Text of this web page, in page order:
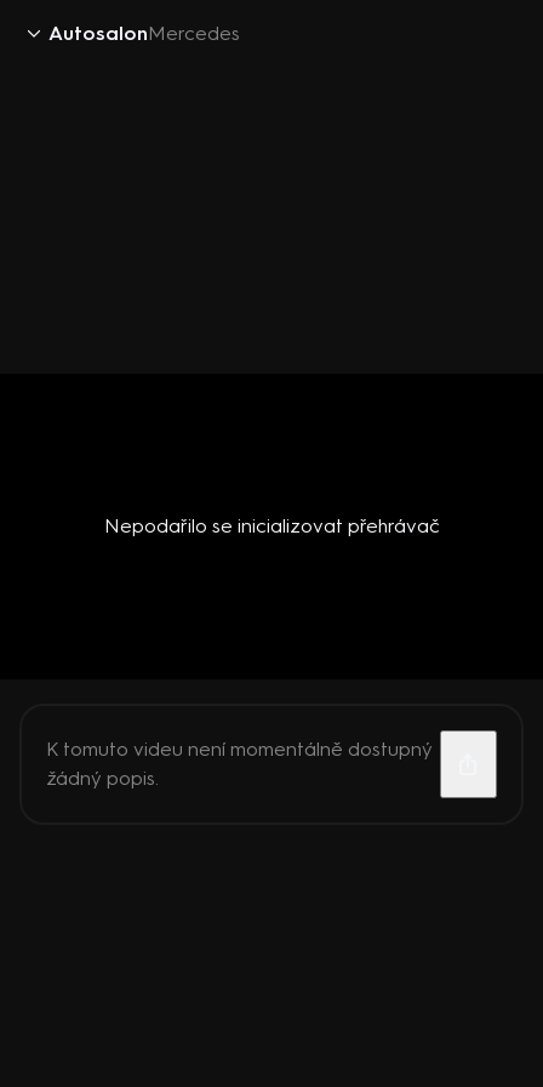
AutosalonMercedes
Nepodařilo se inicializovat přehrávač
K tomuto videu není momentálně dostupný
žádný popis.